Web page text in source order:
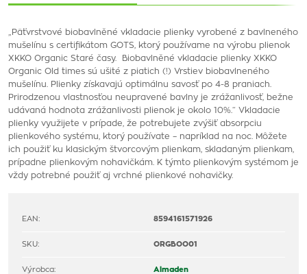
„Päťvrstvové biobavlněné vkladacie plienky vyrobené z bavlneného
mušelínu s certifikátom GOTS, ktorý používame na výrobu plienok
XKKO Organic Staré časy. Biobavlněné vkladacie plienky XKKO
Organic Old times sú ušité z piatich (!) Vrstiev biobavlneného
mušelínu. Plienky získavajú optimálnu savosť po 4-8 praniach.
Prirodzenou vlastnosťou neupravené bavlny je zrážanlivosť, bežne
udávaná hodnota zrážanlivosti plienok je okolo 10%.“ Vkladacie
plienky využijete v prípade, že potrebujete zvýšiť absorpciu
plienkového systému, ktorý používate – napríklad na noc. Môžete
ich použiť ku klasickým štvorcovým plienkam, skladaným plienkam,
prípadne plienkovým nohavičkám. K týmto plienkovým systémom je
vždy potrebné použiť aj vrchné plienkové nohavičky.
EAN: 8594161571926
SKU: ORGBOO01
Výrobca: Almaden